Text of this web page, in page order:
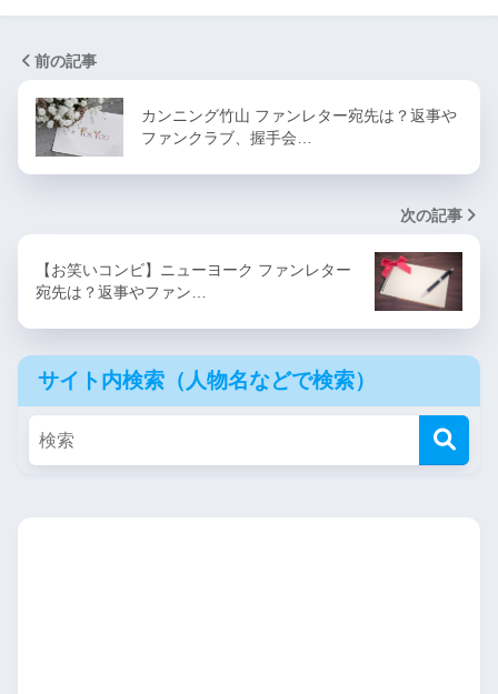
前の記事
カンニング竹山 ファンレター宛先は？返事や
ファンクラブ、握手会…
次の記事
【お笑いコンビ】ニューヨーク ファンレター
宛先は？返事やファン…
サイト内検索（人物名などで検索）